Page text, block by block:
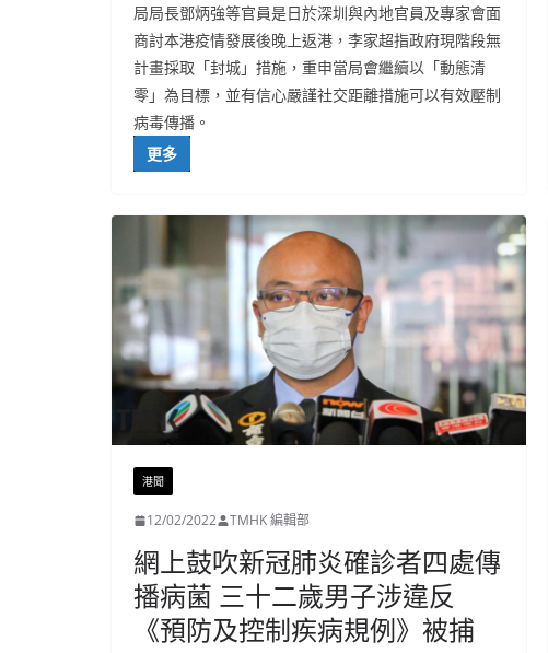
局局長鄧炳強等官員是日於深圳與內地官員及專家會面
商討本港疫情發展後晚上返港，李家超指政府現階段無
計畫採取「封城」措施，重申當局會繼續以「動態清
零」為目標，並有信心嚴謹社交距離措施可以有效壓制
病毒傳播。
更多
港聞
12/02/2022 TMHK 編輯部
網上鼓吹新冠肺炎確診者四處傳
播病菌 三十二歲男子涉違反
《預防及控制疾病規例》被捕